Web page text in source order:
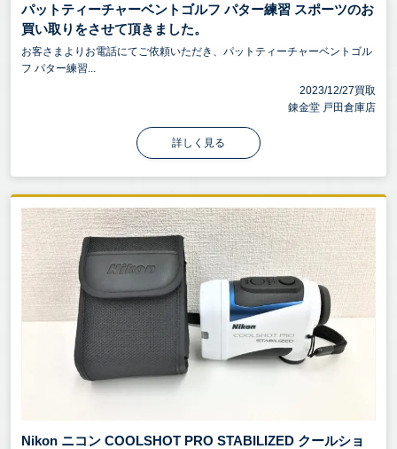
パットティーチャーベントゴルフ パター練習 スポーツのお
買い取りをさせて頂きました。
お客さまよりお電話にてご依頼いただき、パットティーチャーベントゴル
フ パター練習...
2023/12/27買取
錬金堂 戸田倉庫店
詳しく見る
Nikon ニコン COOLSHOT PRO STABILIZED クールショ